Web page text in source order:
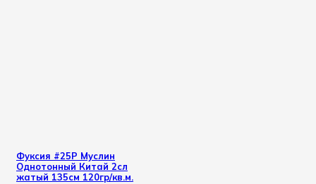
Фуксия #25Р Муслин
Однотонный Китай 2сл
жатый 135см 120гр/кв.м.